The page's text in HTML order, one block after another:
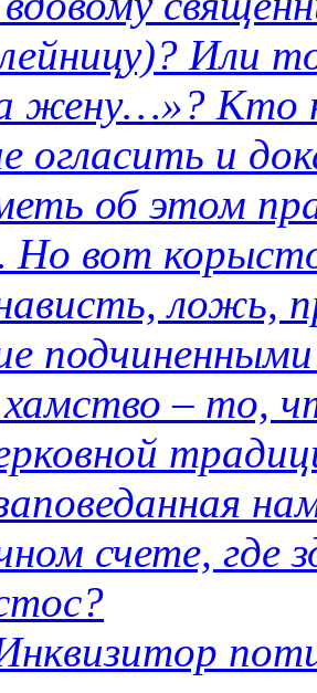
Или
жену…»? Кто
огласить и
об этом
вот
ложь,
– то,
счете, где